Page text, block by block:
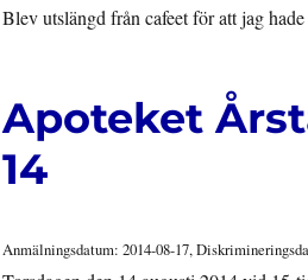
Blev utslängd från cafeet för att jag
Apoteket
14
Anmälningsdatum: 2014-08-17,